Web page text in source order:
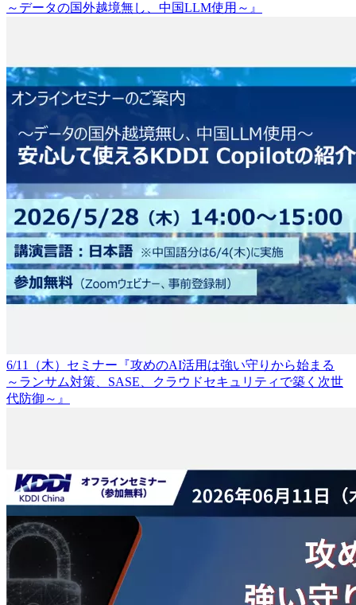
～データの国外越境無し、中国LLM使用～』
6/11（木）セミナー『攻めのAI活用は強い守りから始まる
～ランサム対策、SASE、クラウドセキュリティで築く次世
代防御～』